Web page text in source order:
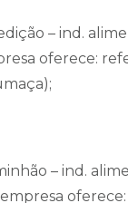
– ind.
oferece:
– ind.
empresa